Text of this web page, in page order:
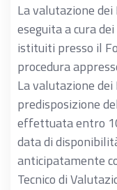
La valutazione
eseguita a cura
istituiti presso il
procedura
La valutazione
predisposizione
effettuata entro
data di
anticipatamente
Tecnico di